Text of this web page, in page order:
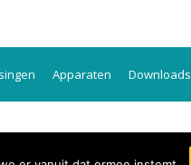
Apparaten Downloads